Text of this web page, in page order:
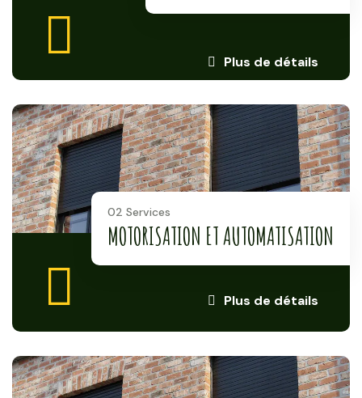
Plus de détails
Plus de détails
02 Services
MOTORISATION ET AUTOMATISATION